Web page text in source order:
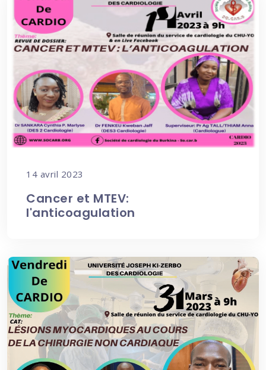
14 avril 2023
Cancer et MTEV:
l'anticoagulation